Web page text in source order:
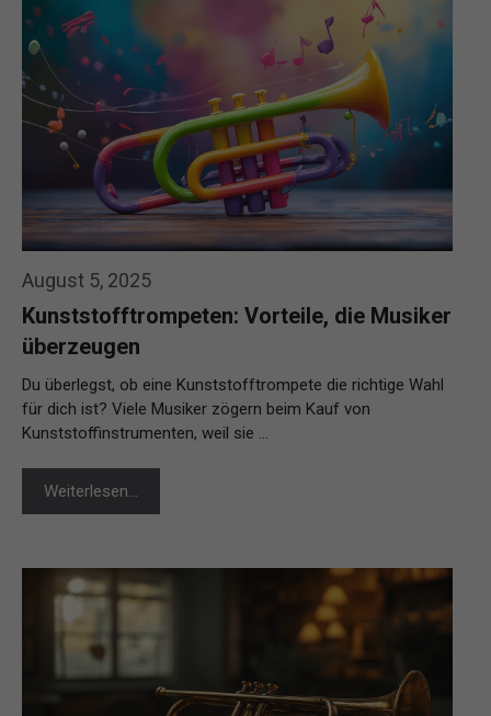
August 5, 2025
Kunststofftrompeten: Vorteile, die Musiker
überzeugen
Du überlegst, ob eine Kunststofftrompete die richtige Wahl
für dich ist? Viele Musiker zögern beim Kauf von
Kunststoffinstrumenten, weil sie …
Weiterlesen…